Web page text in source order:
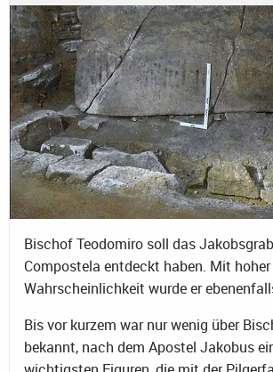
Bischof Teodomiro soll das
Compostela entdeckt haben. Mit hoher
Wahrscheinlichkeit wurde er
Bis vor kurzem war nur wenig über
bekannt, nach dem Apostel Jakobus